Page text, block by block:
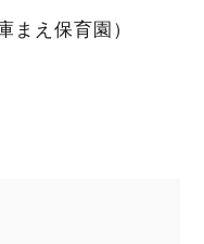
まえ保育園）